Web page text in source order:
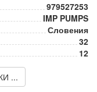
979527253
IMP PUMPS
Словения
32
12
...